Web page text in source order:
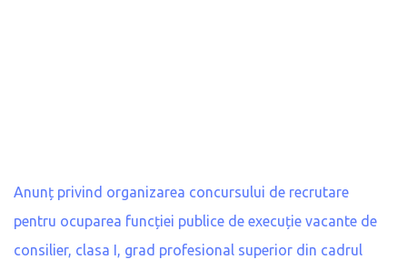
Anunț privind organizarea concursului de recrutare
pentru ocuparea funcției publice de execuție vacante de
consilier, clasa I, grad profesional superior din cadrul